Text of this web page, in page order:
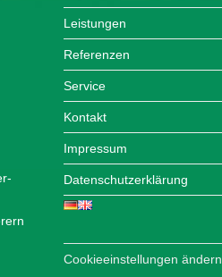
Leistungen
Referenzen
Service
Kontakt
Impressum
Datenschutzerklärung
Cookieeinstellungen ändern